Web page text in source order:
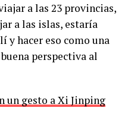
a las 23 provincias,
a las islas, estaría
y hacer eso como una
perspectiva al
un gesto a Xi Jinping